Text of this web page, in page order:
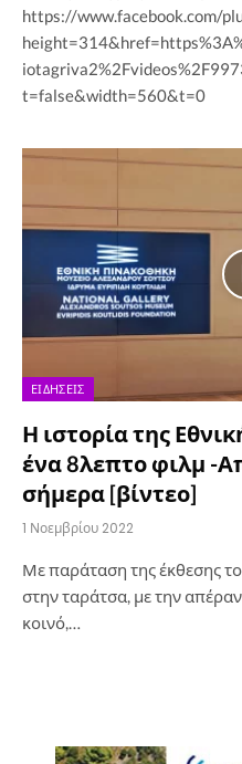
https://www.facebook.com/
t=false&width=560&t=0
ΕΙΔΉΣΕΙΣ
Η ιστορία της
ένα 8λεπτο φιλμ -
σήμερα [βίντεο]
1 Νοεμβρίου 2022
Με παράταση της έκθεσης
στην ταράτσα, με την
κοινό,…